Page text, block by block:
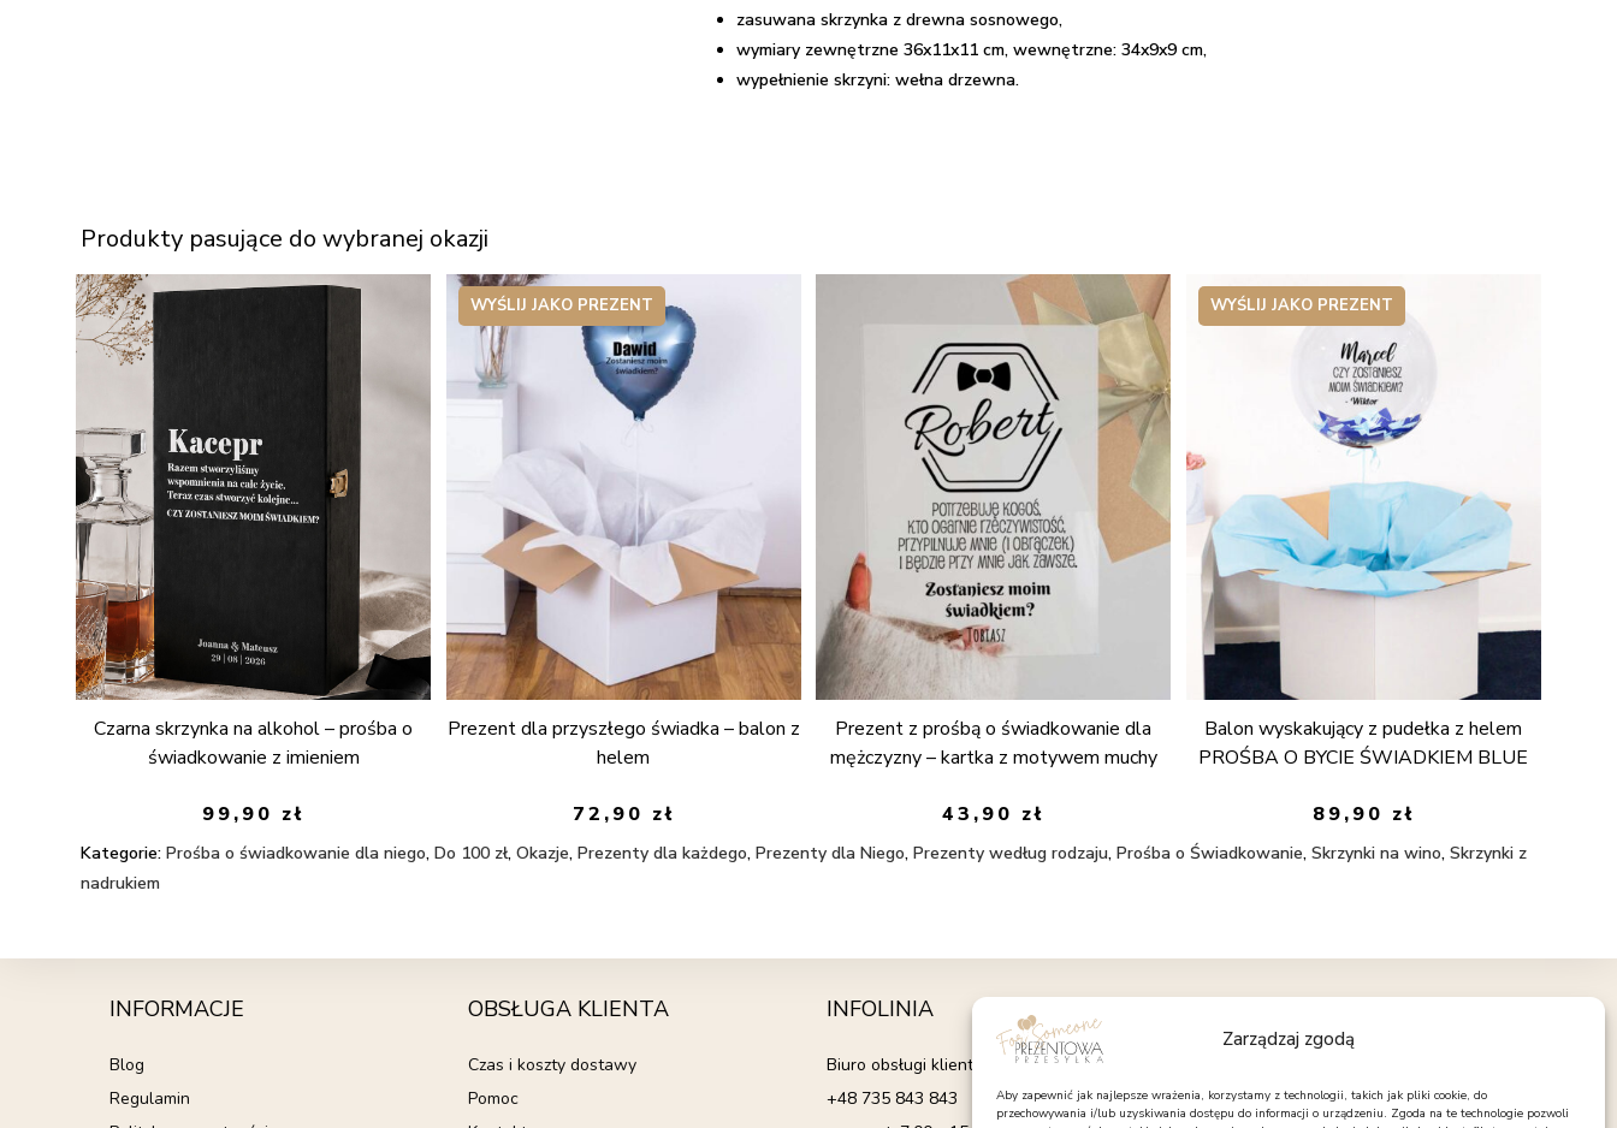
Zarządzaj zgodą
Aby zapewnić jak najlepsze wrażenia, korzystamy z technologii, takich jak pliki cookie, do
przechowywania i/lub uzyskiwania dostępu do informacji o urządzeniu. Zgoda na te technologie pozwoli
zasuwana skrzynka z drewna sosnowego,
wymiary zewnętrzne 36x11x11 cm, wewnętrzne: 34x9x9 cm,
wypełnienie skrzyni: wełna drzewna.
Produkty pasujące do wybranej okazji
Czarna skrzynka na alkohol – prośba o
świadkowanie z imieniem
99,90 zł
WYŚLIJ JAKO PREZENT
Prezent dla przyszłego świadka – balon z
helem
72,90 zł
Prezent z prośbą o świadkowanie dla
mężczyzny – kartka z motywem muchy
43,90 zł
WYŚLIJ JAKO PREZENT
Balon wyskakujący z pudełka z helem
PROŚBA O BYCIE ŚWIADKIEM BLUE
89,90 zł
Kategorie: Prośba o świadkowanie dla niego,Do 100 zł,Okazje,Prezenty dla każdego,Prezenty dla Niego,Prezenty według rodzaju,Prośba o Świadkowanie,Skrzynki na wino,Skrzynki z
nadrukiem
INFORMACJE
Blog
Regulamin
OBSŁUGA KLIENTA
Czas i koszty dostawy
Pomoc
INFOLINIA
Biuro obsługi klienta
+48 735 843 843